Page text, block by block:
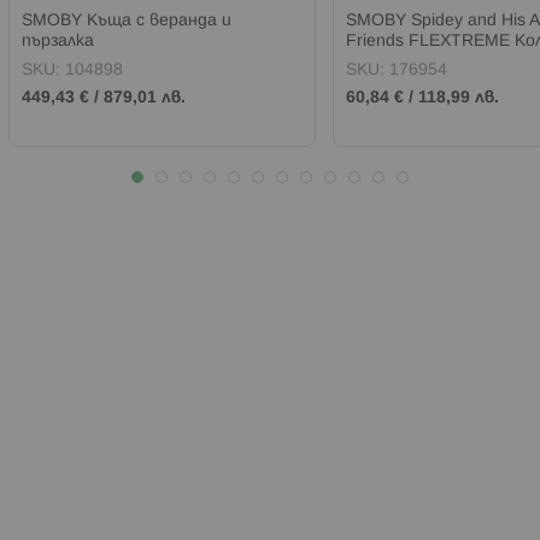
SMOBY Къща с веранда и
пързалка
SKU: 104898
449,43 € / 879,01 лв.
SMOBY Spidey and His
Friends FLEXTREME
и релси
SKU: 176954
60,84 € / 118,99 лв.